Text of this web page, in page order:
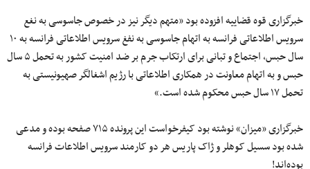
خبرگزاری قوه قضاییه افزوده بود «متهم دیگر نیز در خصوص جاسوسی به نغع
سرویس اطلاعاتی فرانسه به اتهام جاسوسی به نفغ سرویس اطلاعاتی فرانسه به ۱۰
سال حبس، اجتماع و تبانی برای ارتکاب جرم بر ضد امنیت کشور به تحمل ۵ سال
حبس و به اتهام معاونت در همکاری اطلاعاتی با رژیم اشغالگر صهیونیستی به
تحمل ۱۷ سال حبس محکوم شده است.»
خبرگزاری «میزان» نوشته بود کیفرخواست این پرونده ۷۱۵ صفحه‌ بوده و مدعی
شده بود سسیل کوهلر و ژاک پاریس هر دو کارمند سرویس اطلاعات فرانسه
بوده‌اند!